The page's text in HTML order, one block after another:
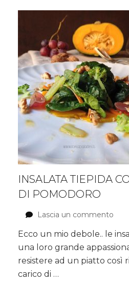
INSALATA TIEPIDA
DI POMODORO
Lascia un commento
con
Ecco un mio debole.. le
una loro grande
resistere ad un piatto così
carico di …